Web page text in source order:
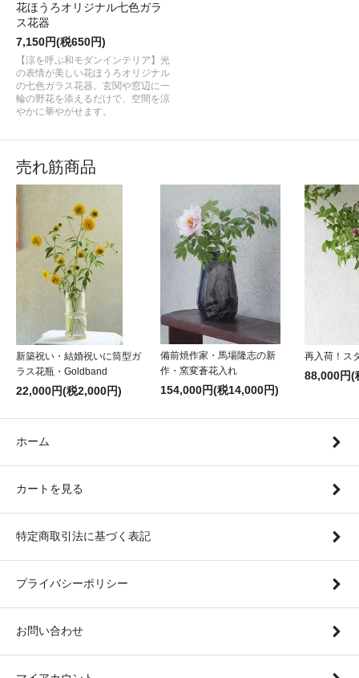
花ほうろオリジナル七色ガラ
ス花器
7,150円(税650円)
【涼を呼ぶ和モダンインテリア】光
の表情が美しい花ほうろオリジナル
の七色ガラス花器。玄関や窓辺に一
輪の野花を添えるだけで、空間を涼
やかに華やがせます。
売れ筋商品
新築祝い・結婚祝いに筒型ガ
ラス花瓶・Goldband
22,000円(税2,000円)
備前焼作家・馬場隆志の新
作・窯変蒼花入れ
154,000円(税14,000円)
再入荷！
88,000円(
ホーム
カートを見る
特定商取引法に基づく表記
プライバシーポリシー
お問い合わせ